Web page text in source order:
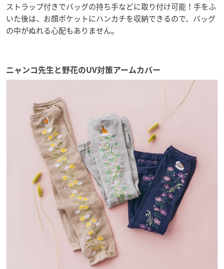
ストラップ付きでバッグの持ち手などに取り付け可能！手をふ
いた後は、お顔ポケットにハンカチを収納できるので、バッグ
の中がぬれる心配もありません。
ニャンコ先生と野花のUV対策アームカバー